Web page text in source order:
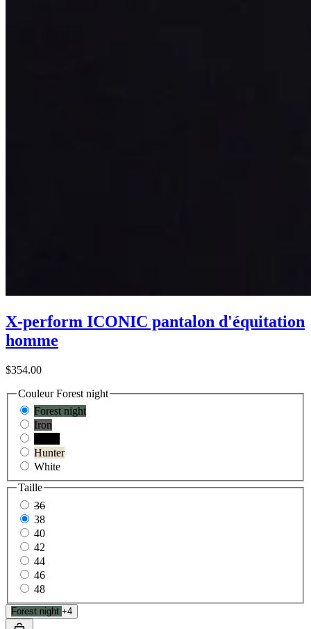
X-perform ICONIC pantalon d'équitation
homme
$354.00
Couleur Forest night
Forest night
Iron
Hunter
White
Taille
36
38
40
42
44
46
48
Forest night +4